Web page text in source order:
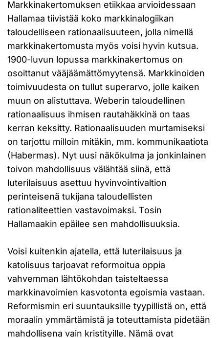
Markkinakertomuksen etiikkaa arvioidessaan
Hallamaa tiivistää koko markkinalogiikan
taloudelliseen rationaalisuuteen, jolla nimellä
markkinakertomusta myös voisi hyvin kutsua.
1900-luvun lopussa markkinakertomus on
osoittanut vääjäämättömyytensä. Markkinoiden
toimivuudesta on tullut superarvo, jolle kaiken
muun on alistuttava. Weberin taloudellinen
rationaalisuus ihmisen rautahäkkinä on taas
kerran keksitty. Rationaalisuuden murtamiseksi
on tarjottu milloin mitäkin, mm. kommunikaatiota
(Habermas). Nyt uusi näkökulma ja jonkinlainen
toivon mahdollisuus välähtää siinä, että
luterilaisuus asettuu hyvinvointivaltion
perinteisenä tukijana taloudellisten
rationaliteettien vastavoimaksi. Tosin
Hallamaakin epäilee sen mahdollisuuksia.
Voisi kuitenkin ajatella, että luterilaisuus ja
katolisuus tarjoavat reformoitua oppia
vahvemman lähtökohdan taisteltaessa
markkinavoimien kasvotonta egoismia vastaan.
Reformismin eri suuntauksille tyypillistä on, että
moraalin ymmärtämistä ja toteuttamista pidetään
mahdollisena vain kristityille. Nämä ovat